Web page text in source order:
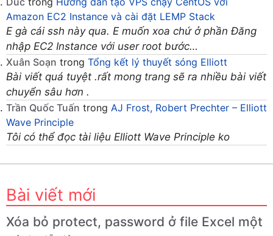
Amazon EC2 Instance và cài đặt LEMP Stack
E gà cái ssh này qua. E muốn xoa chứ ở phần Đăng
nhập EC2 Instance với user root bước…
Xuân Soạn trong Tổng kết lý thuyết sóng Elliott
Bài viết quá tuyệt .rất mong trang sẽ ra nhiều bài viết
chuyển sâu hơn .
Trần Quốc Tuấn trong AJ Frost, Robert Prechter – Elliott
Wave Principle
Tôi có thể đọc tài liệu Elliott Wave Principle ko
Bài viết mới
Xóa bỏ protect, password ở file Excel một